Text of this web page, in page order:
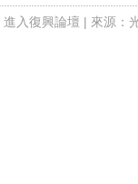
進入復興論壇 | 來源：